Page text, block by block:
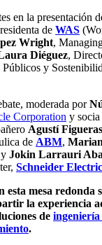
en la presentación
de WAS
Wright,
Diéguez,
y
moderada por
Corporation y
Agustí Figueras
de ABM,
Jokin Larrauri
Schneider Electric
mesa redonda
la experiencia
de
.